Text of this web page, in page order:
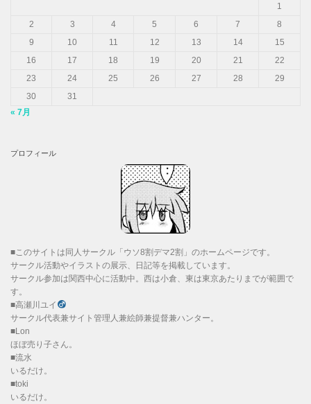
1
2
3 4 5 6 7
8
9
10 11 12 13 14
15
16
17 18 19 20 21
22
23
24 25 26 27 28
29
30
31
« 7月
プロフィール
■このサイトは同人サークル「ウソ8割デマ2割」のホームページです。
サークル活動やイラストの展示、日記等を掲載しています。
サークル参加は関西中心に活動中。西は小倉、東は東京あたりまでが範囲で
す。
■高瀬川ユイ
サークル代表兼サイト管理人兼絵師兼提督兼ハンター。
■Lon
ほぼ売り子さん。
■流水
いるだけ。
■toki
いるだけ。